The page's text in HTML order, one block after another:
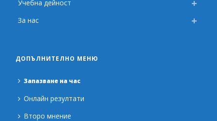
Учебна дейност
За нас
ДОПЪЛНИТЕЛНО МЕНЮ
Запазване на час
Онлайн резултати
Второ мнение